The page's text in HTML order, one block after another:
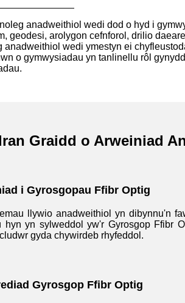
anadweithiol wedi dod o hyd i
geodesi, arolygon cefnforol, drilio
anadweithiol wedi ymestyn ei
o gymwysiadau yn tanlinellu rôl
Graidd o Arweiniad
i Gyrosgopau Ffibr Optig
llywio anadweithiol yn dibynnu'n
hyn yn sylweddol yw'r Gyrosgop Ffibr
gyda chywirdeb rhyfeddol.
Gyrosgop Ffibr Optig